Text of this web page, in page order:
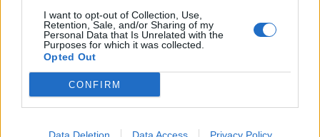
I want to opt-out of Collection, Use,
Retention, Sale, and/or Sharing of my
Personal Data that Is Unrelated with the
Purposes for which it was collected.
Opted Out
CONFIRM
poids en évitant la rétention d’eau.